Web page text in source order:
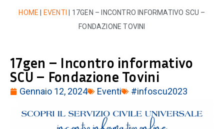
HOME EVENTI
17GEN – INCONTRO INFORMATIVO SCU –
FONDAZIONE TOVINI
17gen – Incontro informativo
SCU – Fondazione Tovini
Gennaio 12, 2024 Eventi #infoscu2023